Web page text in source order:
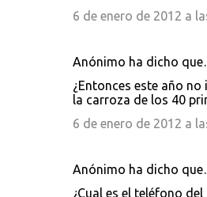
6 de enero de 2012 a
Anónimo ha dicho
¿Entonces este año no
la carroza de los 40
6 de enero de 2012 a
Anónimo ha dicho
¿Cual es el teléfono